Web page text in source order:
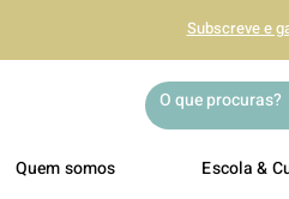
Subscreve e
Quem somos Escola &